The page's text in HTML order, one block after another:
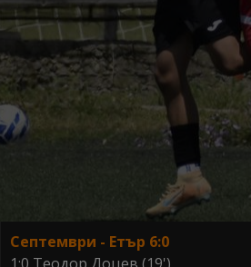
Септември - Етър 6:0